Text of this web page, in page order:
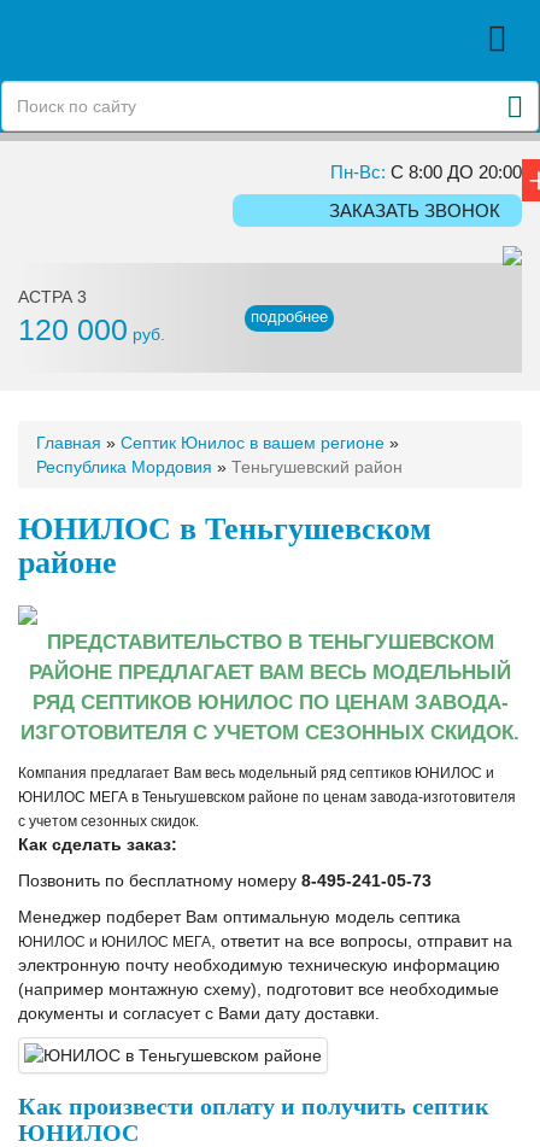
Пн-Вс: С 8:00 ДО 20:00
ЗАКАЗАТЬ ЗВОНОК
АСТРА 3
120 000 руб.
подробнее
Главная » Септик Юнилос в вашем регионе »
Республика Мордовия » Теньгушевский район
ЮНИЛОС в Теньгушевском
районе
ПРЕДСТАВИТЕЛЬСТВО В ТЕНЬГУШЕВСКОМ
РАЙОНЕ ПРЕДЛАГАЕТ ВАМ ВЕСЬ МОДЕЛЬНЫЙ
РЯД СЕПТИКОВ ЮНИЛОС ПО ЦЕНАМ ЗАВОДА-
ИЗГОТОВИТЕЛЯ С УЧЕТОМ СЕЗОННЫХ СКИДОК.
Компания предлагает Вам весь модельный ряд септиков ЮНИЛОС и
ЮНИЛОС МЕГА в Теньгушевском районе по ценам завода-изготовителя
с учетом сезонных скидок.
Как сделать заказ:
Позвонить по бесплатному номеру 8-495-241-05-73
Менеджер подберет Вам оптимальную модель септика
ЮНИЛОС и ЮНИЛОС МЕГА , ответит на все вопросы, отправит на
электронную почту необходимую техническую информацию
(например монтажную схему), подготовит все необходимые
документы и согласует с Вами дату доставки.
Как произвеcти оплату и получить септик
ЮНИЛОС